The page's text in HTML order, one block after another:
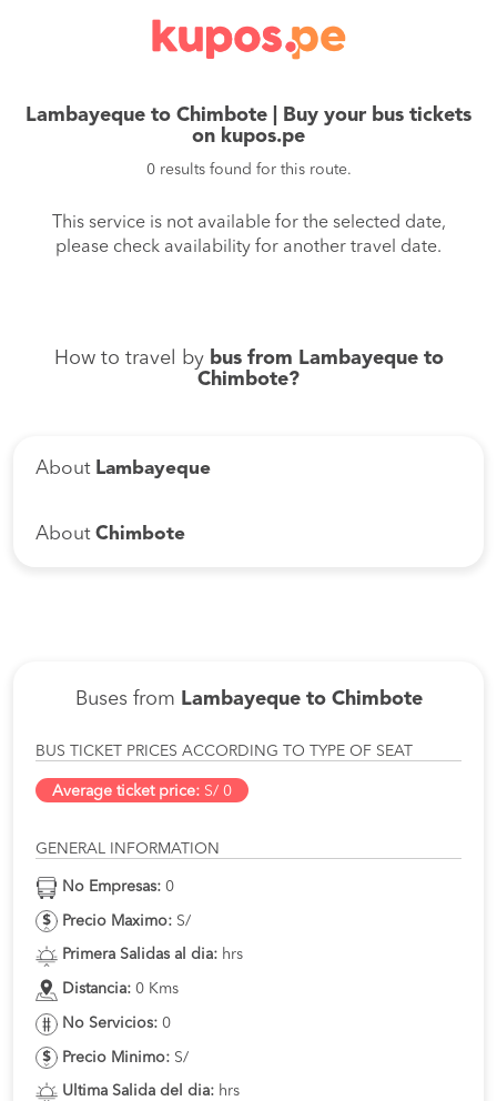
Lambayeque to Chimbote | Buy your bus tickets
on kupos.pe
0 results found for this route.
This service is not available for the selected date,
please check availability for another travel date.
How to travel by bus from Lambayeque to
Chimbote?
About Lambayeque
About Chimbote
Buses from Lambayeque to Chimbote
BUS TICKET PRICES ACCORDING TO TYPE OF SEAT
Average ticket price: S/ 0
GENERAL INFORMATION
No Empresas: 0
Precio Maximo: S/
Primera Salidas al dia: hrs
Distancia: 0 Kms
No Servicios: 0
Precio Minimo: S/
Ultima Salida del dia: hrs